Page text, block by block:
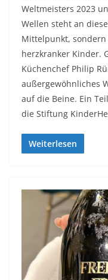
Weltmeisters 2023
Wellen steht an
Mittelpunkt,
herzkranker Kinder.
Küchenchef Philip
außergewöhnliches
auf die Beine. Ein
die Stiftung
Weiterlesen